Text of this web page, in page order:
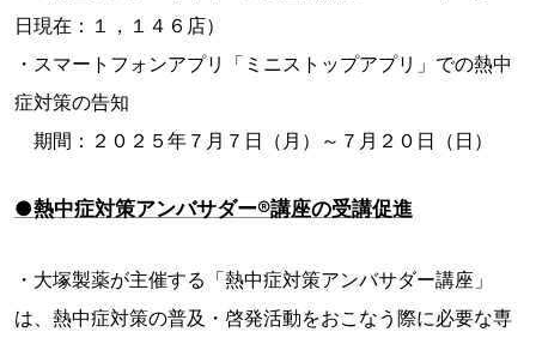
日現在：１，１４６店）
・スマートフォンアプリ「ミニストップアプリ」での熱中
症対策の告知
期間：２０２５年７月７日（月）～７月２０日（日）
●熱中症対策アンバサダー®講座の受講促進
・大塚製薬が主催する「熱中症対策アンバサダー講座」
は、熱中症対策の普及・啓発活動をおこなう際に必要な専